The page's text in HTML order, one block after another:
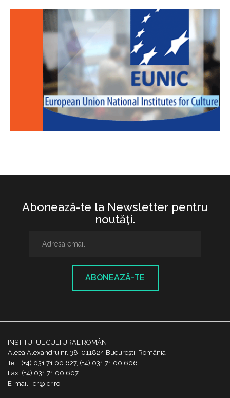
Abonează-te la Newsletter pentru
noutăţi.
ABONEAZĂ-TE
INSTITUTUL CULTURAL ROMÂN
Aleea Alexandru nr. 38, 011824 București, România
Tel.: (+4) 031 71 00 627, (+4) 031 71 00 606
Fax: (+4) 031 71 00 607
E-mail: icr@icr.ro